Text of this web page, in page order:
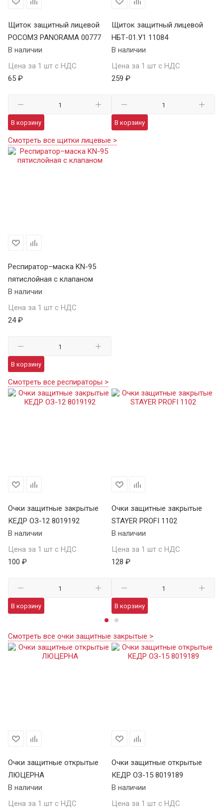
Щиток защитный лицевой
РОСОМЗ PANORAMA 00777
В наличии
Цена за 1 шт с НДС
65 ₽
В корзину
Щиток защитный лицевой
НБТ-01.У1 11084
В наличии
Цена за 1 шт с НДС
259 ₽
В корзину
Смотреть все щитки лицевые >
Респиратор–маска KN-95
пятислойная с клапаном
В наличии
Цена за 1 шт с НДС
24 ₽
В корзину
Смотреть все респираторы >
Очки защитные закрытые
КЕДР ОЗ-12 8019192
В наличии
Цена за 1 шт с НДС
100 ₽
В корзину
Очки защитные закрытые
STAYER PROFI 1102
В наличии
Цена за 1 шт с НДС
128 ₽
В корзину
Смотреть все очки защитные закрытые >
Очки защитные открытые
ЛЮЦЕРНА
В наличии
Цена за 1 шт с НДС
Очки защитные открытые
КЕДР ОЗ-15 8019189
В наличии
Цена за 1 шт с НДС